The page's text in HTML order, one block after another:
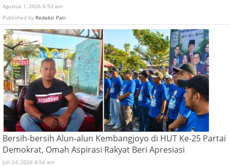
Agustus 1, 2026 6:53 am
Published by Redaksi Pati
Bersih-bersih Alun-alun Kembangjoyo di HUT Ke-25 Partai
Demokrat, Omah Aspirasi Rakyat Beri Apresiasi
Juli 24, 2026 4:54 am